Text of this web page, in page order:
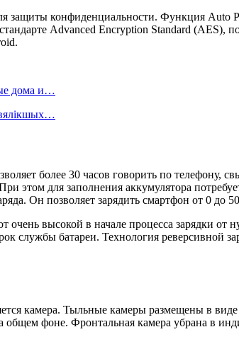
конфиденциальности. Функция Auto
Advanced Encryption Standard (AES),
дома и…
более 30 часов говорить по телефону,
этом для заполнения аккумулятора
Он позволяет зарядить смартфон от 0 до
очень высокой в начале процесса зарядки
службы батареи. Технология реверсивной
камера. Тыльные камеры размещены в
фоне. Фронтальная камера убрана в